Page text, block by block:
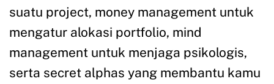
suatu project, money management untuk
mengatur alokasi portfolio, mind
management untuk menjaga psikologis,
serta secret alphas yang membantu kamu